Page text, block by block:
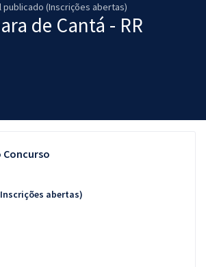
publicado (Inscrições abertas)
de Cantá - RR
abertas)